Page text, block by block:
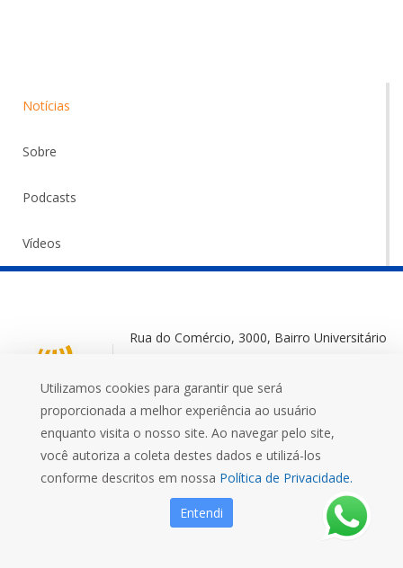
Notícias
Sobre
Podcasts
Vídeos
Rua do Comércio, 3000, Bairro Universitário
+55 (55) 3332 0572
Mais que uma Universidade
MUSEU
UNIJUÍ FM
Utilizamos cookies para garantir que será
proporcionada a melhor experiência ao usuário
enquanto visita o nosso site. Ao navegar pelo site,
você autoriza a coleta destes dados e utilizá-los
conforme descritos em nossa Política de Privacidade.
Entendi